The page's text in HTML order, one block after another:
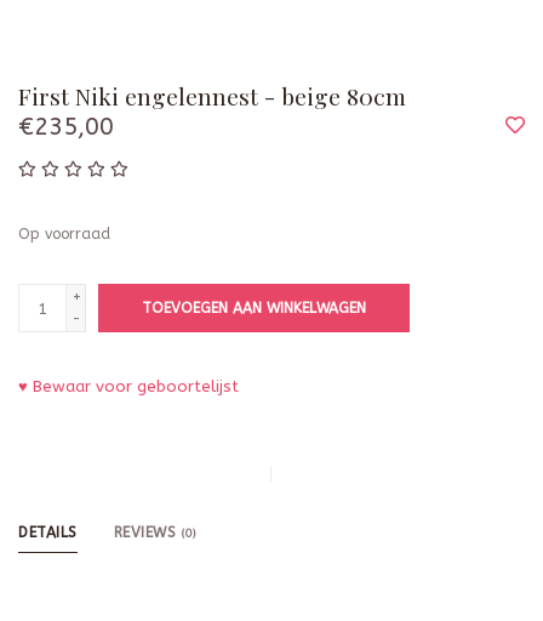
First Niki engelennest - beige 80cm
€235,00
Op voorraad
+
-
TOEVOEGEN AAN WINKELWAGEN
♥ Bewaar voor geboortelijst
DETAILS REVIEWS (0)